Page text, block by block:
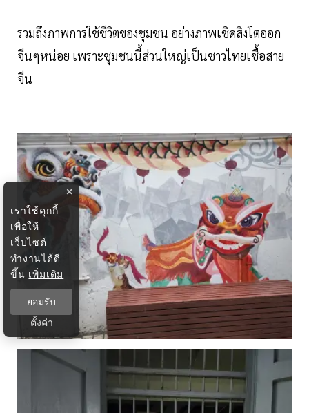
รวมถึงภาพการใช้ชีวิตของชุมชน อย่างภาพเชิดสิงโตออก
จีนๆหน่อย เพราะชุมชนนี้ส่วนใหญ่เป็นชาวไทยเชื้อสาย
จีน
×
เราใช้คุกกี้
เพื่อให้
เว็บไซต์
ทำงานได้ดี
ขึ้น เพิ่มเติม
ยอมรับ
ตั้งค่า